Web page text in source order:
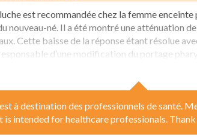
est recommandée chez la femme
nouveau-né. Il a été montré une atténuation
Cette baisse de la réponse étant résolue
d’une modification du portage
à destination des professionnels de santé.
is intended for healthcare professionals.